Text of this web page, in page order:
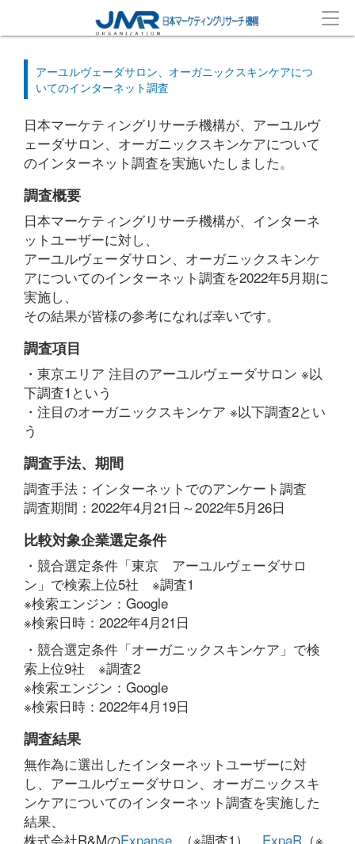
アーユルヴェーダサロン、オーガニックスキンケアにつ
いてのインターネット調査
日本マーケティングリサーチ機構が、アーユルヴ
ェーダサロン、オーガニックスキンケアについて
のインターネット調査を実施いたしました。
調査概要
日本マーケティングリサーチ機構が、インターネ
ットユーザーに対し、
アーユルヴェーダサロン、オーガニックスキンケ
アについてのインターネット調査を2022年5月期に
実施し、
その結果が皆様の参考になれば幸いです。
調査項目
・東京エリア 注目のアーユルヴェーダサロン ※以
下調査1という
・注目のオーガニックスキンケア ※以下調査2とい
う
調査手法、期間
調査手法：インターネットでのアンケート調査
調査期間：2022年4月21日～2022年5月26日
比較対象企業選定条件
・競合選定条件「東京 アーユルヴェーダサロ
ン」で検索上位5社 ※調査1
※検索エンジン：Google
※検索日時：2022年4月21日
・競合選定条件「オーガニックスキンケア」で検
索上位9社 ※調査2
※検索エンジン：Google
※検索日時：2022年4月19日
調査結果
無作為に選出したインターネットユーザーに対
し、アーユルヴェーダサロン、オーガニックスキ
ンケアについてのインターネット調査を実施した
結果、
株式会社R&MのExpanse.. （※調査1）、 ExpaR （※